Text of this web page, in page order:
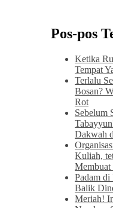
Pos-pos
Ketika
Tempat
Terlalu
Bosan?
Rot
Sebelum
Dakwah
Kuliah,
Membuat
Padam
Balik
Meriah!